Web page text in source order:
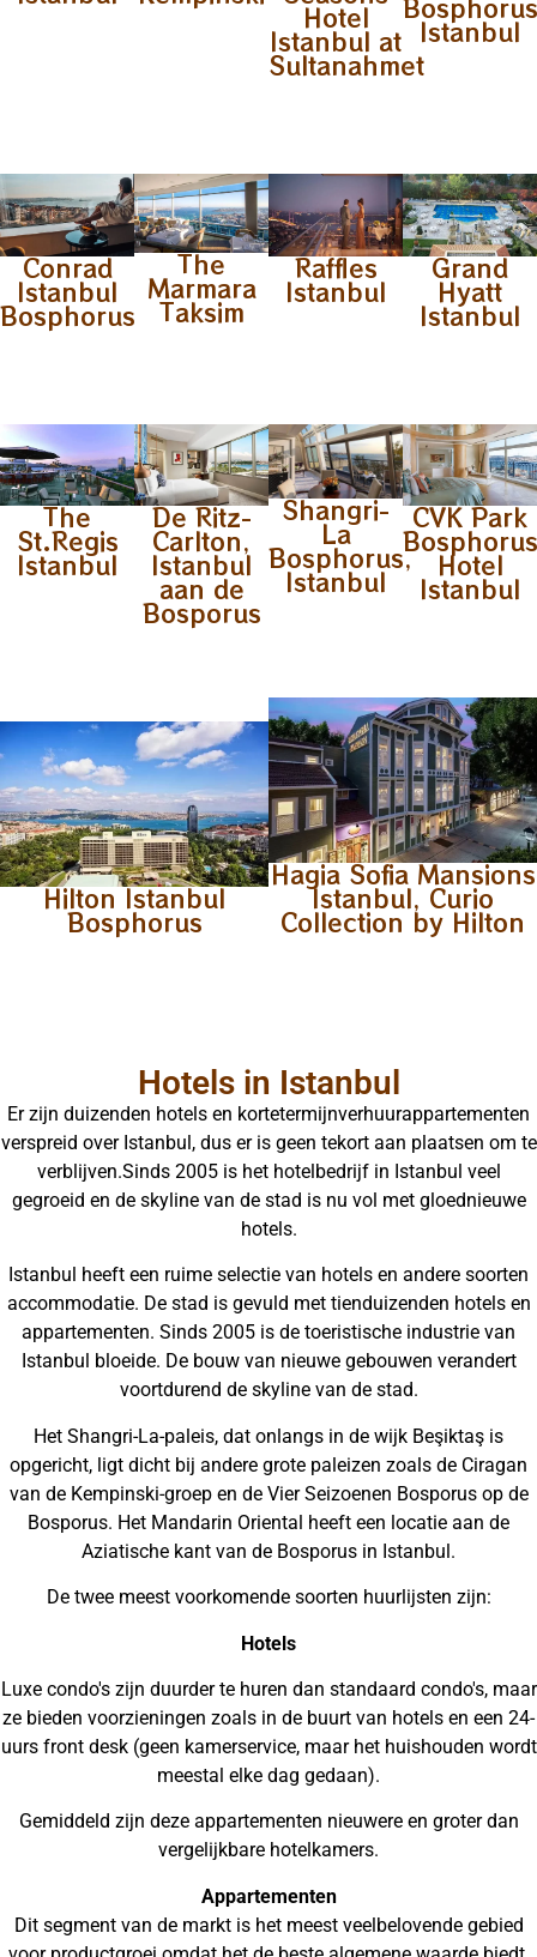
Hotel
Istanbul at
Sultanahmet
Bosphorus
Istanbul
Conrad
Istanbul
Bosphorus
The
Marmara
Taksim
Raffles
Istanbul
Grand
Hyatt
Istanbul
The
St.Regis
Istanbul
De Ritz-
Carlton,
Istanbul
aan de
Bosporus
Shangri-
La
Bosphorus,
Istanbul
CVK Park
Bosphorus
Hotel
Istanbul
Hilton Istanbul
Bosphorus
Hagia Sofia Mansions
Istanbul, Curio
Collection by Hilton
Hotels in Istanbul
Er zijn duizenden hotels en kortetermijnverhuurappartementen
verspreid over Istanbul, dus er is geen tekort aan plaatsen om te
verblijven.Sinds 2005 is het hotelbedrijf in Istanbul veel
gegroeid en de skyline van de stad is nu vol met gloednieuwe
hotels.
Istanbul heeft een ruime selectie van hotels en andere soorten
accommodatie. De stad is gevuld met tienduizenden hotels en
appartementen. Sinds 2005 is de toeristische industrie van
Istanbul bloeide. De bouw van nieuwe gebouwen verandert
voortdurend de skyline van de stad.
Het Shangri-La-paleis, dat onlangs in de wijk Beşiktaş is
opgericht, ligt dicht bij andere grote paleizen zoals de Ciragan
van de Kempinski-groep en de Vier Seizoenen Bosporus op de
Bosporus. Het Mandarin Oriental heeft een locatie aan de
Aziatische kant van de Bosporus in Istanbul.
De twee meest voorkomende soorten huurlijsten zijn:
Hotels
Luxe condo's zijn duurder te huren dan standaard condo's, maar
ze bieden voorzieningen zoals in de buurt van hotels en een 24-
uurs front desk (geen kamerservice, maar het huishouden wordt
meestal elke dag gedaan).
Gemiddeld zijn deze appartementen nieuwere en groter dan
vergelijkbare hotelkamers.
Appartementen
Dit segment van de markt is het meest veelbelovende gebied